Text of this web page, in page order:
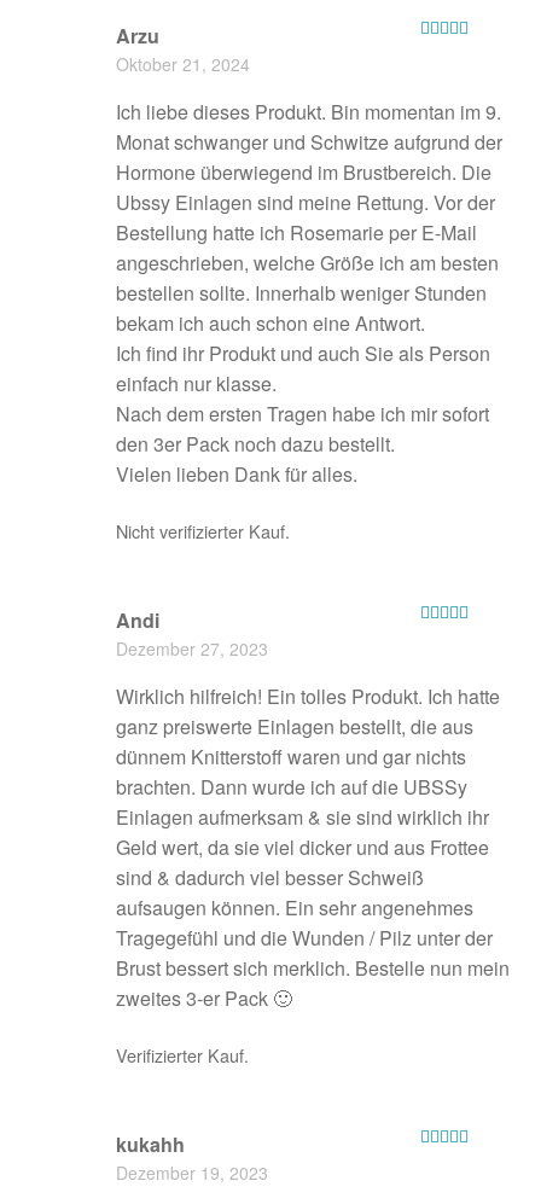
Arzu
Oktober 21, 2024
Ich liebe dieses Produkt. Bin momentan im 9.
Monat schwanger und Schwitze aufgrund der
Hormone überwiegend im Brustbereich. Die
Ubssy Einlagen sind meine Rettung. Vor der
Bestellung hatte ich Rosemarie per E-Mail
angeschrieben, welche Größe ich am besten
bestellen sollte. Innerhalb weniger Stunden
bekam ich auch schon eine Antwort.
Ich find ihr Produkt und auch Sie als Person
einfach nur klasse.
Nach dem ersten Tragen habe ich mir sofort
den 3er Pack noch dazu bestellt.
Vielen lieben Dank für alles.
Nicht verifizierter Kauf.
Andi
Dezember 27, 2023
Wirklich hilfreich! Ein tolles Produkt. Ich hatte
ganz preiswerte Einlagen bestellt, die aus
dünnem Knitterstoff waren und gar nichts
brachten. Dann wurde ich auf die UBSSy
Einlagen aufmerksam & sie sind wirklich ihr
Geld wert, da sie viel dicker und aus Frottee
sind & dadurch viel besser Schweiß
aufsaugen können. Ein sehr angenehmes
Tragegefühl und die Wunden / Pilz unter der
Brust bessert sich merklich. Bestelle nun mein
zweites 3-er Pack 🙂
Verifizierter Kauf.
kukahh
Dezember 19, 2023